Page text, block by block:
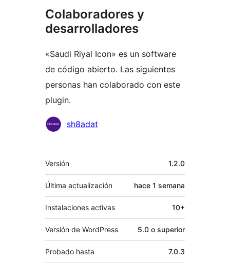
Colaboradores y
desarrolladores
«Saudi Riyal Icon» es un software
de código abierto. Las siguientes
personas han colaborado con este
plugin.
Colaboradores
sh8adat
Meta
Versión 1.2.0
Última actualización hace 1 semana
Instalaciones activas 10+
Versión de WordPress 5.0 o superior
Probado hasta 7.0.3